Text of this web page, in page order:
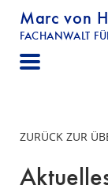
Marc von
FACHANWALT
ZURÜCK ZUR